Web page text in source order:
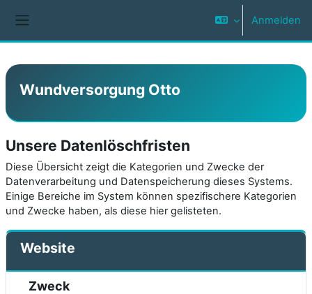
Anmelden
Wundversorgung Otto
Unsere Datenlöschfristen
Diese Übersicht zeigt die Kategorien und Zwecke der
Datenverarbeitung und Datenspeicherung dieses Systems.
Einige Bereiche im System können spezifischere Kategorien
und Zwecke haben, als diese hier gelisteten.
Website
Zweck